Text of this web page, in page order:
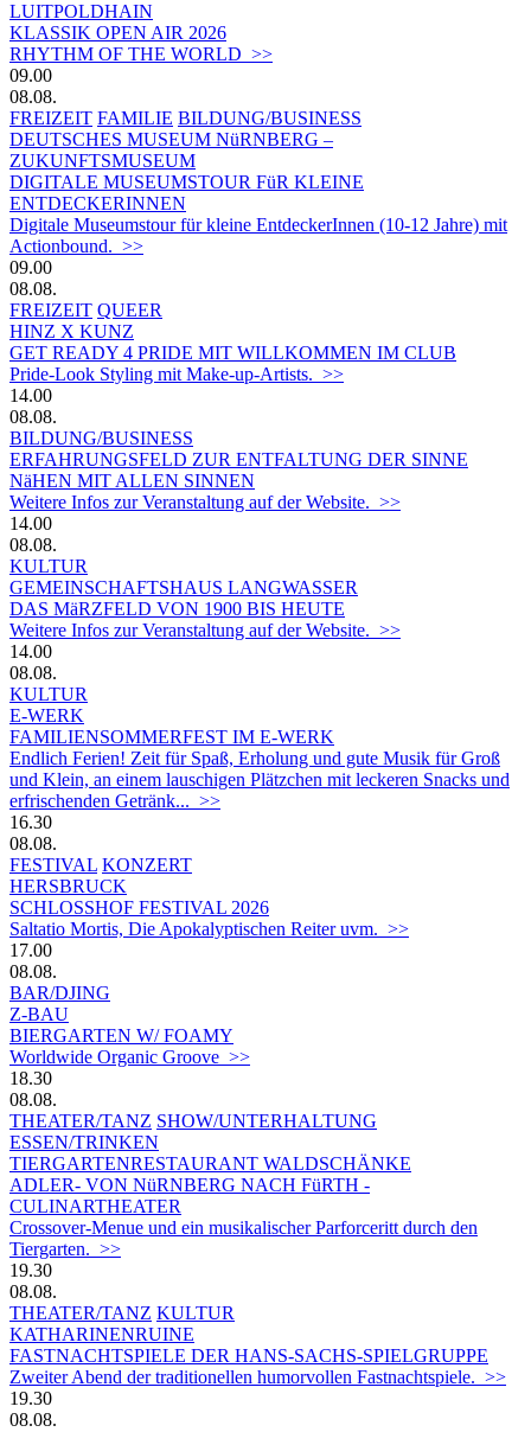
LUITPOLDHAIN
KLASSIK OPEN AIR 2026
RHYTHM OF THE WORLD >>
09.00
08.08.
FREIZEIT FAMILIE BILDUNG/BUSINESS
DEUTSCHES MUSEUM NüRNBERG –
ZUKUNFTSMUSEUM
DIGITALE MUSEUMSTOUR FüR KLEINE
ENTDECKERINNEN
Digitale Museumstour für kleine EntdeckerInnen (10-12 Jahre) mit
Actionbound. >>
09.00
08.08.
FREIZEIT QUEER
HINZ X KUNZ
GET READY 4 PRIDE MIT WILLKOMMEN IM CLUB
Pride-Look Styling mit Make-up-Artists. >>
14.00
08.08.
BILDUNG/BUSINESS
ERFAHRUNGSFELD ZUR ENTFALTUNG DER SINNE
NäHEN MIT ALLEN SINNEN
Weitere Infos zur Veranstaltung auf der Website. >>
14.00
08.08.
KULTUR
GEMEINSCHAFTSHAUS LANGWASSER
DAS MäRZFELD VON 1900 BIS HEUTE
Weitere Infos zur Veranstaltung auf der Website. >>
14.00
08.08.
KULTUR
E-WERK
FAMILIENSOMMERFEST IM E-WERK
Endlich Ferien! Zeit für Spaß, Erholung und gute Musik für Groß
und Klein, an einem lauschigen Plätzchen mit leckeren Snacks und
erfrischenden Getränk... >>
16.30
08.08.
FESTIVAL KONZERT
HERSBRUCK
SCHLOSSHOF FESTIVAL 2026
Saltatio Mortis, Die Apokalyptischen Reiter uvm. >>
17.00
08.08.
BAR/DJING
Z-BAU
BIERGARTEN W/ FOAMY
Worldwide Organic Groove >>
18.30
08.08.
THEATER/TANZ SHOW/UNTERHALTUNG
ESSEN/TRINKEN
TIERGARTEN­RESTAURANT WALDSCHÄNKE
ADLER- VON NüRNBERG NACH FüRTH -
CULINARTHEATER
Crossover-Menue und ein musikalischer Parforceritt durch den
Tiergarten. >>
19.30
08.08.
THEATER/TANZ KULTUR
KATHARINENRUINE
FASTNACHTSPIELE DER HANS-SACHS-SPIELGRUPPE
Zweiter Abend der traditionellen humorvollen Fastnachtspiele. >>
19.30
08.08.